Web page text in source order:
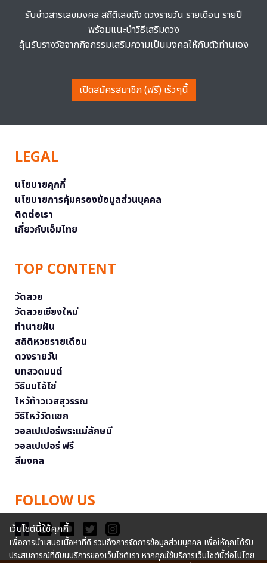
รับข่าวสารเลขมงคล สถิติเลขดัง ดวงรายวัน รายเดือน รายปี
พร้อมแนะนำวิธีเสริมดวง
ลุ้นรับรางวัลจากกิจกรรมเสริมความเป็นมงคลให้กับตัวท่านเอง
เปิดสมัครสมาชิก (ฟรี) เร็วๆนี้
LEGAL
นโยบายคุกกี้
นโยบายการคุ้มครองข้อมูลส่วนบุคคล
ติดต่อเรา
เกี่ยวกับเอ็มไทย
TOP CONTENT
วัดสวย
วัดสวยเชียงใหม่
ทำนายฝัน
สถิติหวยรายเดือน
ดวงรายวัน
บทสวดมนต์
วิธีบนไอ้ไข่
ไหว้ท้าวเวสสุวรรณ
วิธีไหว้วัดแขก
วอลเปเปอร์พระแม่ลักษมี
วอลเปเปอร์ ฟรี
สีมงคล
FOLLOW US
เว็บไซต์นี้ใช้คุกกี้
เพื่อการนำเสนอเนื้อหาที่ดี รวมถึงการจัดการข้อมูลส่วนบุคคล เพื่อให้คุณได้รับ
ประสบการณ์ที่ดีบนบริการของเว็บไซต์เรา หากคุณใช้บริการเว็บไซต์นี้ต่อไปโดย